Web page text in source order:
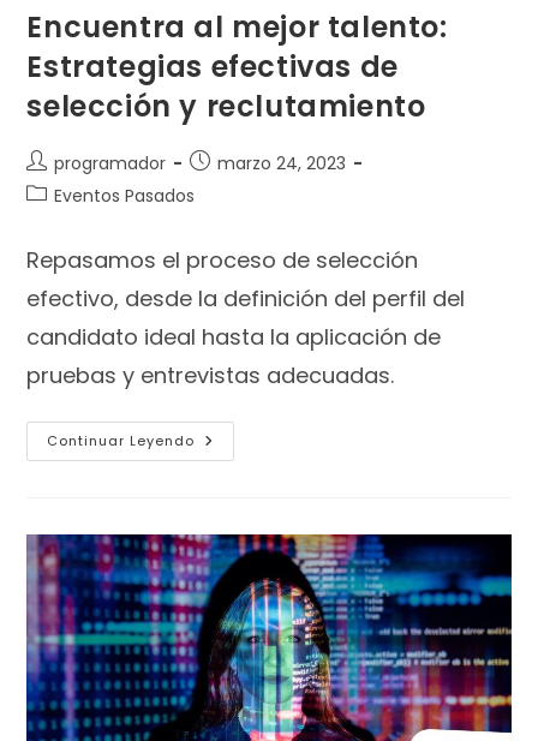
Encuentra al mejor talento:
Estrategias efectivas de
selección y reclutamiento
programador
marzo 24, 2023
Eventos Pasados
Repasamos el proceso de selección
efectivo, desde la definición del perfil del
candidato ideal hasta la aplicación de
pruebas y entrevistas adecuadas.
Continuar Leyendo